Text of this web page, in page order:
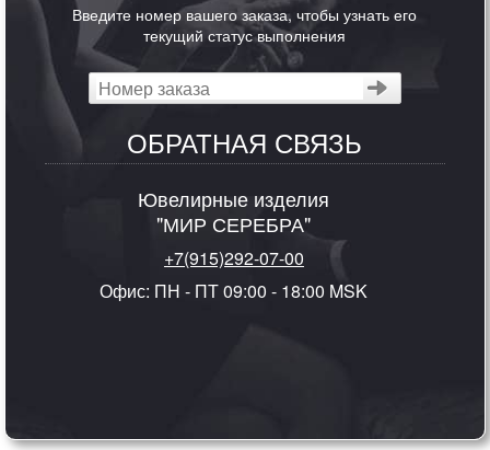
Введите номер вашего заказа, чтобы узнать его
текущий статус выполнения
ОБРАТНАЯ СВЯЗЬ
Ювелирные изделия
"МИР СЕРЕБРА"
+7(915)292-07-00
Офис: ПН - ПТ 09:00 - 18:00 MSK